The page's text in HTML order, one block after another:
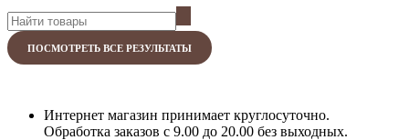
ПОСМОТРЕТЬ ВСЕ РЕЗУЛЬТАТЫ
Интернет магазин принимает круглосуточно.
Обработка заказов с 9.00 до 20.00 без выходных.